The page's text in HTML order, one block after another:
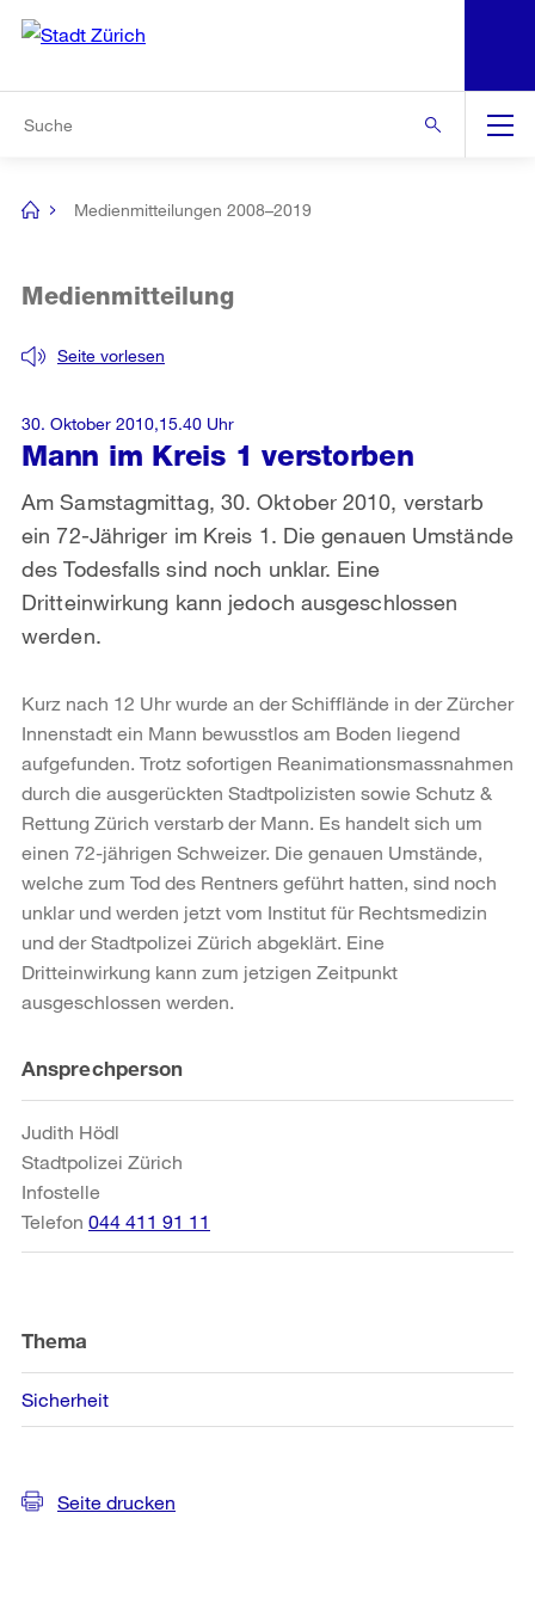
Navigation
[no
Medienmitteilungen 2008–2019
Mann im Kreis 1 verstorben
Seite vorlesen
Medienmitteilung
Am Samstagmittag, 30. Oktober 2010, verstarb
ein 72-Jähriger im Kreis 1. Die genauen Umstände
des Todesfalls sind noch unklar. Eine
Dritteinwirkung kann jedoch ausgeschlossen
werden.
30. Oktober 2010,15.40 Uhr
Kurz nach 12 Uhr wurde an der Schifflände in der Zürcher
Innenstadt ein Mann bewusstlos am Boden liegend
aufgefunden. Trotz sofortigen Reanimationsmassnahmen
durch die ausgerückten Stadtpolizisten sowie Schutz &
Rettung Zürich verstarb der Mann. Es handelt sich um
einen 72-jährigen Schweizer. Die genauen Umstände,
welche zum Tod des Rentners geführt hatten, sind noch
unklar und werden jetzt vom Institut für Rechtsmedizin
und der Stadtpolizei Zürich abgeklärt. Eine
Dritteinwirkung kann zum jetzigen Zeitpunkt
ausgeschlossen werden.
Weitere
Informationen
Ansprechperson
Judith Hödl
Stadtpolizei Zürich
Infostelle
Telefon 044 411 91 11
Thema
Sicherheit
Seite drucken